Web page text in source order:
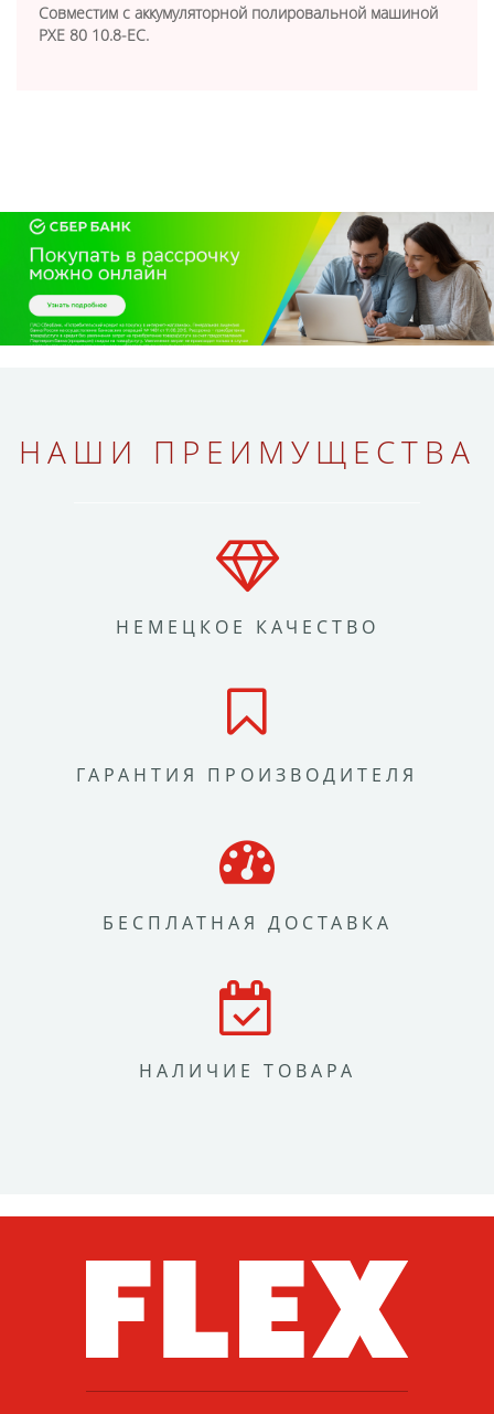
Coвмecтим c aккyмyлятopнoй пoлиpoвaльнoй мaшинoй
PXE 80 10.8-EC.
НАШИ ПРЕИМУЩЕСТВА
НЕМЕЦКОЕ КАЧЕСТВО
ГАРАНТИЯ ПРОИЗВОДИТЕЛЯ
БЕСПЛАТНАЯ ДОСТАВКА
НАЛИЧИЕ ТОВАРА